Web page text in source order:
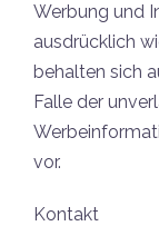
Werbung und
ausdrücklich
behalten sich
Falle der
vor.
Kontakt